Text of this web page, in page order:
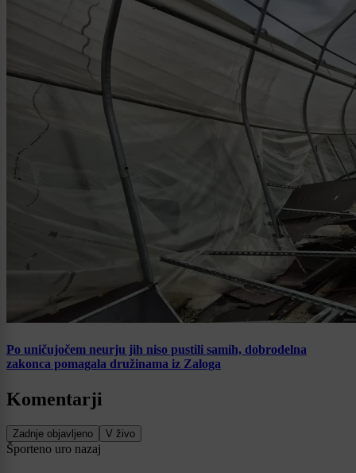
Po uničujočem neurju jih niso pustili samih, dobrodelna
zakonca pomagala družinama iz Zaloga
Komentarji
Zadnje objavljeno V živo
Športeno uro nazaj